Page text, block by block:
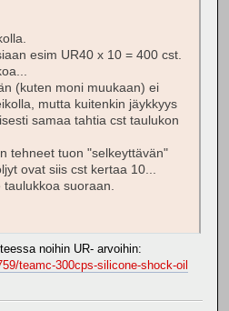
esim UR40 x 10 = 400 cst.
(kuten moni muukaan) ei
mutta kuitenkin jäykkyys
samaa tahtia cst taulukon
tehneet tuon "selkeyttävän"
ovat siis cst kertaa 10...
suoraan.
noihin UR- arvoihin:
teamc-300cps-silicone-shock-oil